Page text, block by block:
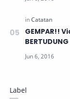
GEMPAR!!
Label